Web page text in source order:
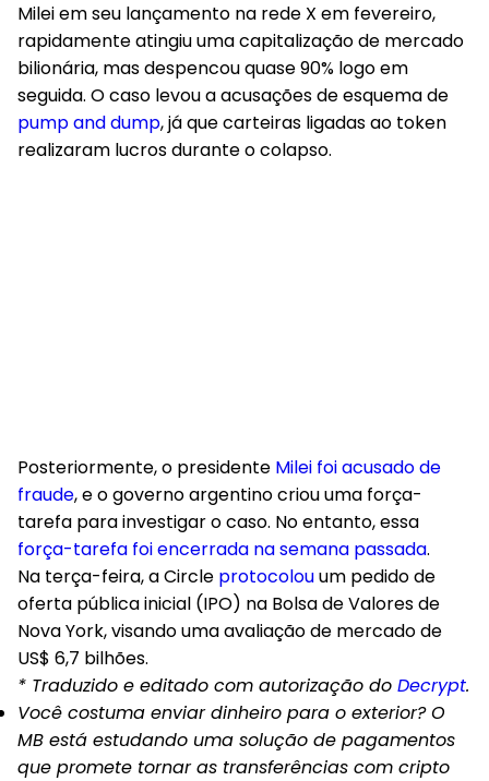
Milei em seu lançamento na rede X em fevereiro,
rapidamente atingiu uma capitalização de mercado
bilionária, mas despencou quase 90% logo em
seguida. O caso levou a acusações de esquema de
pump and dump, já que carteiras ligadas ao token
realizaram lucros durante o colapso.
Posteriormente, o presidente Milei foi acusado de
fraude, e o governo argentino criou uma força-
tarefa para investigar o caso. No entanto, essa
força-tarefa foi encerrada na semana passada.
Na terça-feira, a Circle protocolouum pedido de
oferta pública inicial (IPO) na Bolsa de Valores de
Nova York, visando uma avaliação de mercado de
US$ 6,7 bilhões.
* Traduzido e editado com autorização do Decrypt.
Você costuma enviar dinheiro para o exterior? O
MB está estudando uma solução de pagamentos
que promete tornar as transferências com cripto